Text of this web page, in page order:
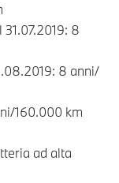
8
8 anni/
160.000 km
ad alta